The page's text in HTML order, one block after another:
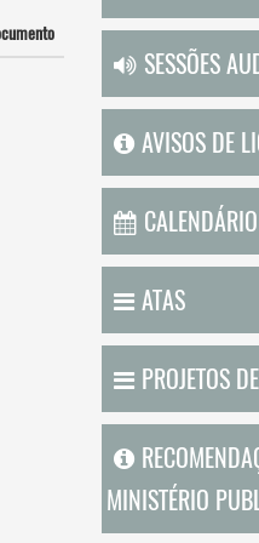
SESSÕES
AVISOS DE
ATAS
PROJETOS
MINISTÉRIO